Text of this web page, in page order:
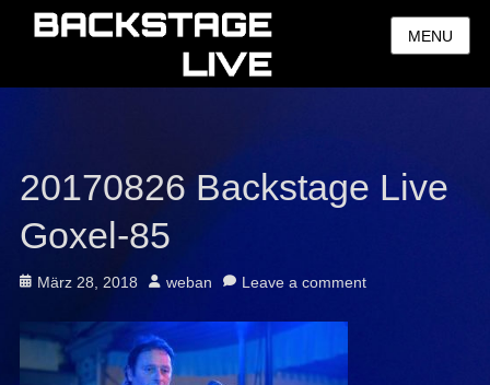
MENU
20170826 Backstage Live
Goxel-85
Posted
März 28, 2018 Author
weban Leave a comment